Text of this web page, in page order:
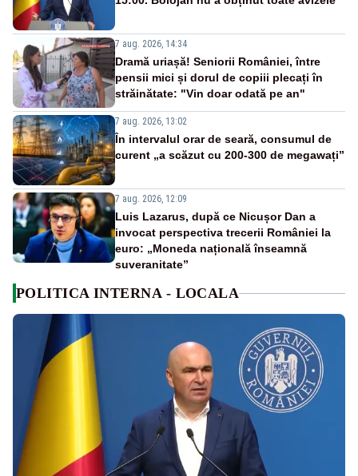
7 aug. 2026, 14:34
Dramă uriașă! Seniorii României, între
pensii mici și dorul de copiii plecați în
străinătate: "Vin doar odată pe an"
7 aug. 2026, 13:02
În intervalul orar de seară, consumul de
curent „a scăzut cu 200-300 de megawați”
7 aug. 2026, 12:09
Luis Lazarus, după ce Nicușor Dan a
invocat perspectiva trecerii României la
euro: „Moneda națională înseamnă
suveranitate”
POLITICA INTERNA - LOCALA